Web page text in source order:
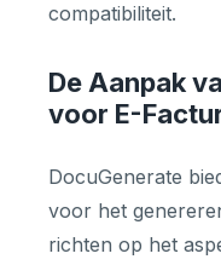
compatibiliteit.
De Aanpak
voor E-
DocuGenerate
voor het
richten op het